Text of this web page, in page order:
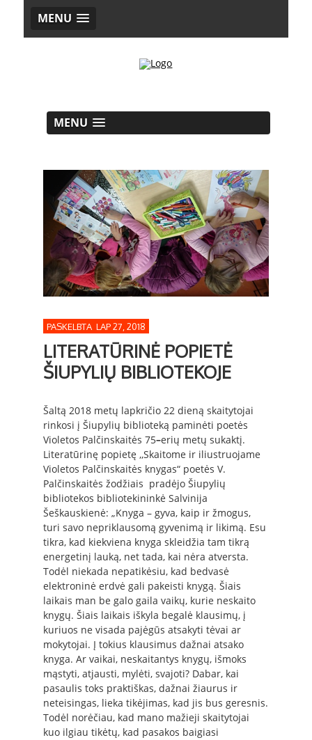
MENU
MENU
PASKELBTA LAP 27, 2018
LITERATŪRINĖ POPIETĖ
ŠIUPYLIŲ BIBLIOTEKOJE
Šaltą 2018 metų lapkričio 22 dieną skaitytojai
rinkosi į Šiupylių biblioteką paminėti poetės
Violetos Palčinskaitės 75–erių metų sukaktį.
Literatūrinę popietę ,,Skaitome ir iliustruojame
Violetos Palčinskaitės knygas“ poetės V.
Palčinskaitės žodžiais pradėjo Šiupylių
bibliotekos bibliotekininkė Salvinija
Šeškauskienė: „Knyga – gyva, kaip ir žmogus,
turi savo nepriklausomą gyvenimą ir likimą. Esu
tikra, kad kiekviena knyga skleidžia tam tikrą
energetinį lauką, net tada, kai nėra atversta.
Todėl niekada nepatikėsiu, kad bedvasė
elektroninė erdvė gali pakeisti knygą. Šiais
laikais man be galo gaila vaikų, kurie neskaito
knygų. Šiais laikais iškyla begalė klausimų, į
kuriuos ne visada pajėgūs atsakyti tėvai ar
mokytojai. Į tokius klausimus dažnai atsako
knyga. Ar vaikai, neskaitantys knygų, išmoks
mąstyti, atjausti, mylėti, svajoti? Dabar, kai
pasaulis toks praktiškas, dažnai žiaurus ir
neteisingas, lieka tikėjimas, kad jis bus geresnis.
Todėl norėčiau, kad mano mažieji skaitytojai
kuo ilgiau tikėtų, kad pasakos baigiasi